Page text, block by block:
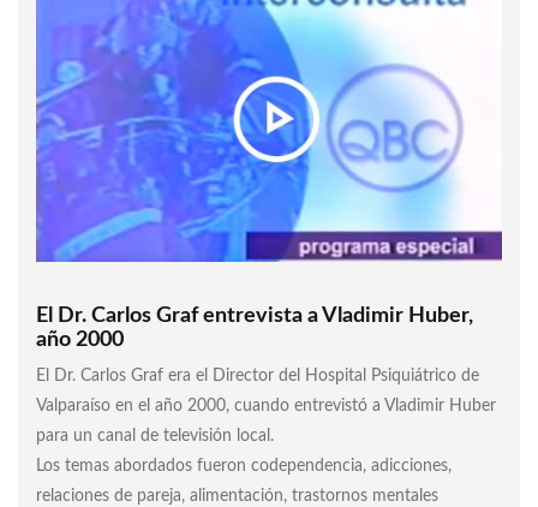
El Dr. Carlos Graf entrevista a Vladimir Huber,
año 2000
El Dr. Carlos Graf era el Director del Hospital Psiquiátrico de
Valparaíso en el año 2000, cuando entrevistó a Vladimir Huber
para un canal de televisión local.
Los temas abordados fueron codependencia, adicciones,
relaciones de pareja, alimentación, trastornos mentales